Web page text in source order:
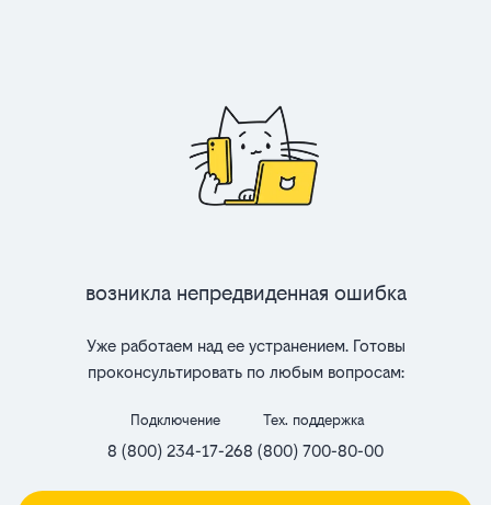
Возникла непредвиденная ошибка
Уже работаем над ее устранением. Готовы
проконсультировать по любым вопросам:
Подключение
8 (800) 234-17-26
Тех. поддержка
8 (800) 700-80-00